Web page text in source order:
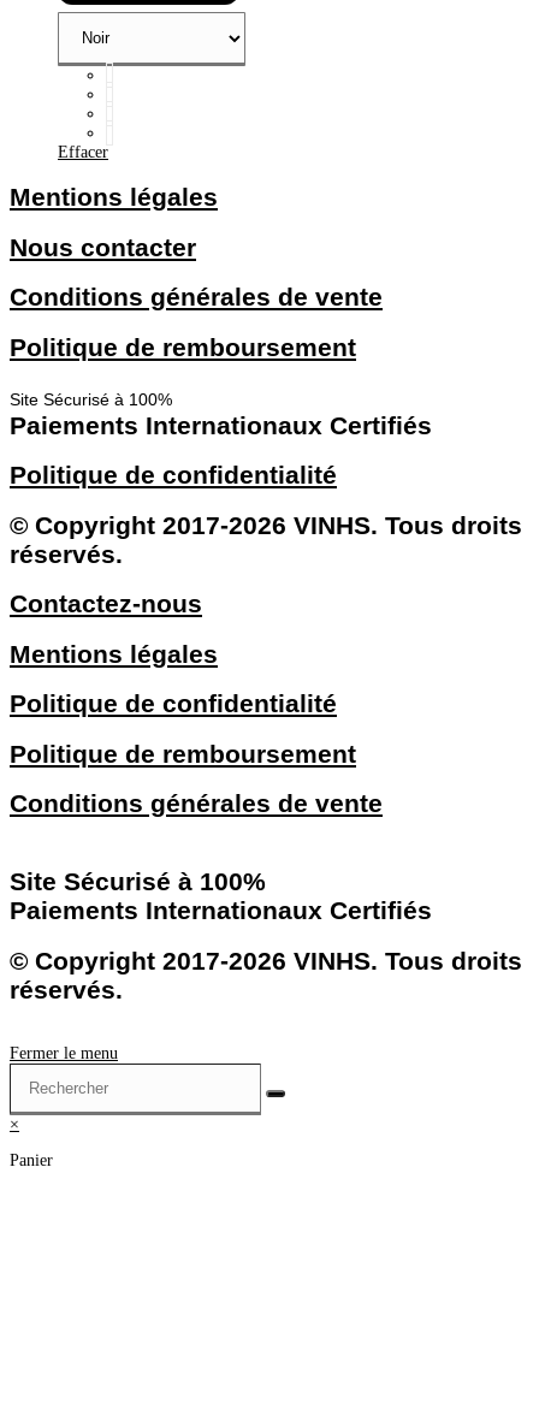
Effacer
Mentions légales
Nous contacter
Conditions générales de vente
Politique de remboursement
Site Sécurisé à 100%
Paiements Internationaux Certifiés
Politique de confidentialité
© Copyright 2017-2026 VINHS. Tous droits
réservés.
Contactez-nous
Mentions légales
Politique de confidentialité
Politique de remboursement
Conditions générales de vente
Site Sécurisé à 100%
Paiements Internationaux Certifiés
© Copyright 2017-2026 VINHS. Tous droits
réservés.
Fermer le menu
×
Panier